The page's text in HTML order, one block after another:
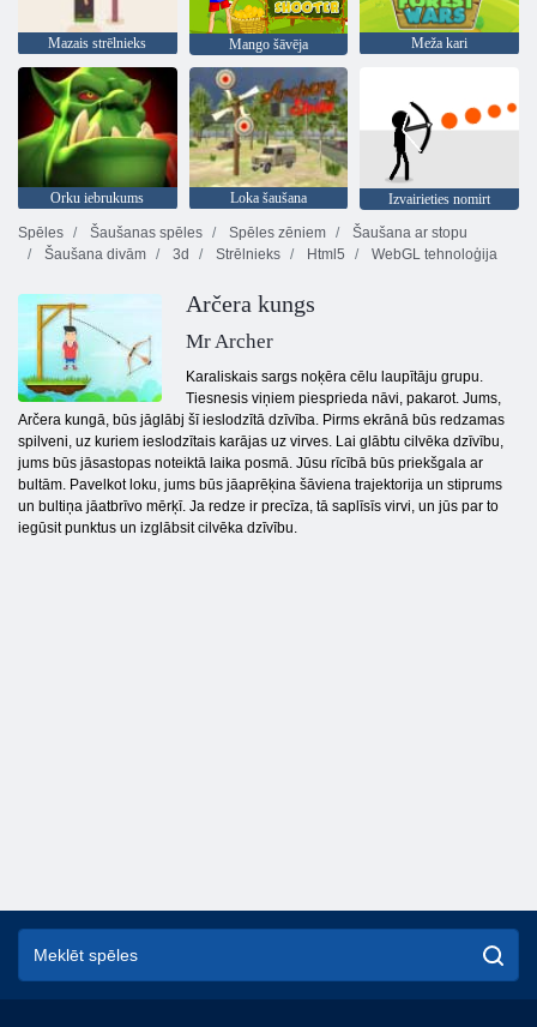
Mazais strēlnieks Mango šāvēja Meža kari
Orku iebrukums Loka šaušana
Izvairieties nomirt
Spēles
Šaušanas spēles Spēles zēniem
Šaušana ar stopu
Šaušana divām
3d Strēlnieks Html5 WebGL tehnoloģija
Arčera kungs
Mr Archer
Karaliskais sargs noķēra cēlu laupītāju grupu.
Tiesnesis viņiem piesprieda nāvi, pakarot. Jums,
Arčera kungā, būs jāglābj šī ieslodzītā dzīvība. Pirms ekrānā būs redzamas
spilveni, uz kuriem ieslodzītais karājas uz virves. Lai glābtu cilvēka dzīvību,
jums būs jāsastopas noteiktā laika posmā. Jūsu rīcībā būs priekšgala ar
bultām. Pavelkot loku, jums būs jāaprēķina šāviena trajektorija un stiprums
un bultiņa jāatbrīvo mērķī. Ja redze ir precīza, tā saplīsīs virvi, un jūs par to
iegūsit punktus un izglābsit cilvēka dzīvību.